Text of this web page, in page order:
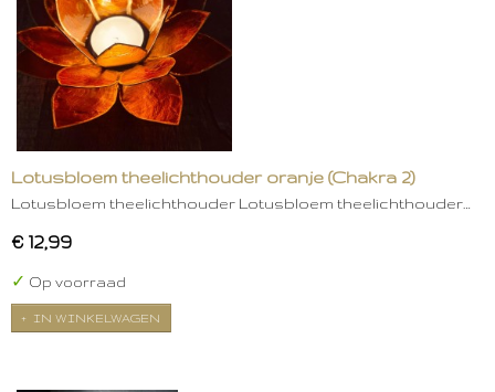
Lotusbloem theelichthouder oranje (Chakra 2)
Lotusbloem theelichthouder Lotusbloem theelichthouder…
€ 12,99
✓ Op voorraad
IN WINKELWAGEN